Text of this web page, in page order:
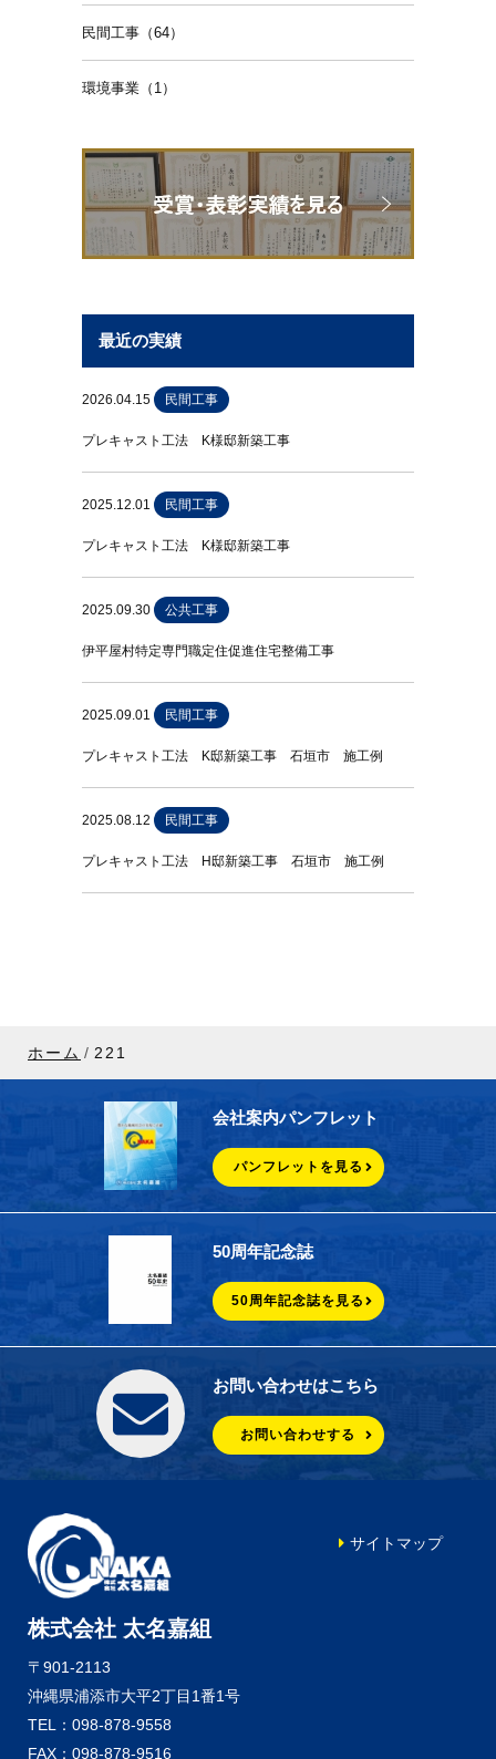
民間工事（64）
環境事業（1）
最近の実績
2026.04.15 民間工事
プレキャスト工法 K様邸新築工事
2025.12.01 民間工事
プレキャスト工法 K様邸新築工事
2025.09.30 公共工事
伊平屋村特定専門職定住促進住宅整備工事
2025.09.01 民間工事
プレキャスト工法 K邸新築工事 石垣市 施工例
2025.08.12 民間工事
プレキャスト工法 H邸新築工事 石垣市 施工例
ホーム 221
会社案内パンフレット
パンフレットを見る
50周年記念誌
50周年記念誌を見る
お問い合わせはこちら
お問い合わせする
株式会社 太名嘉組
〒901-2113
沖縄県浦添市大平2丁目1番1号
TEL：098-878-9558
FAX：098-878-9516
サイトマップ